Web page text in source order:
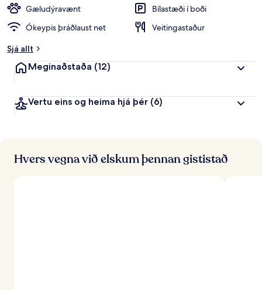
Gæludýravænt
Bílastæði í boði
Ókeypis þráðlaust net
Veitingastaður
Sjá allt
Meginaðstaða (12)
Vertu eins og heima hjá þér (6)
Hvers vegna við elskum þennan gististað